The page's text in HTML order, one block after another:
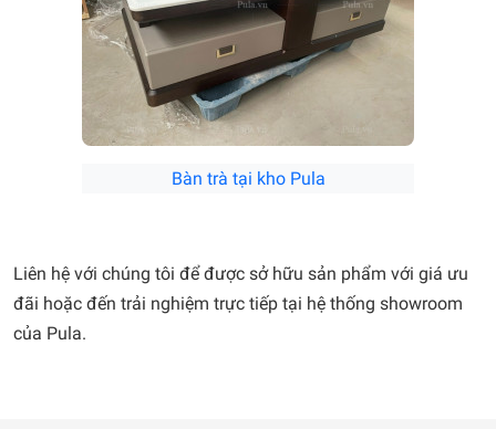
Bàn trà tại kho Pula
Liên hệ với chúng tôi để được sở hữu sản phẩm với giá ưu
đãi hoặc đến trải nghiệm trực tiếp tại hệ thống showroom
của Pula.